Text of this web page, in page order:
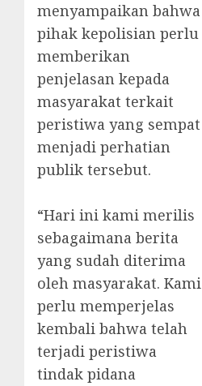
menyampaikan bahwa
pihak kepolisian perlu
memberikan
penjelasan kepada
masyarakat terkait
peristiwa yang sempat
menjadi perhatian
publik tersebut.
‎“Hari ini kami merilis
sebagaimana berita
yang sudah diterima
oleh masyarakat. Kami
perlu memperjelas
kembali bahwa telah
terjadi peristiwa
tindak pidana